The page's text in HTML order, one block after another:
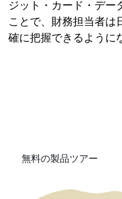
ジット・カード・デー
ことで、財務担当者は
確に把握できるように
無料の製品ツアー（新